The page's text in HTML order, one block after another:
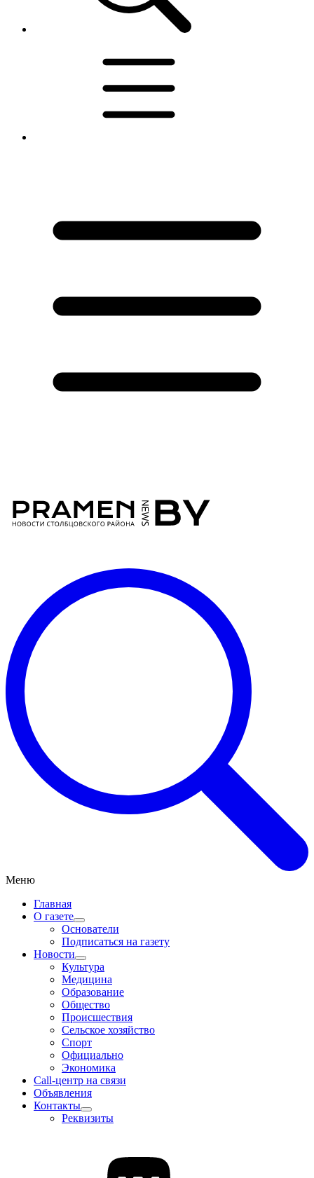
Меню
Главная
О газете
Основатели
Подписаться на газету
Новости
Культура
Медицина
Образование
Общество
Происшествия
Сельское хозяйство
Спорт
Официально
Экономика
Call-центр на связи
Объявления
Контакты
Реквизиты